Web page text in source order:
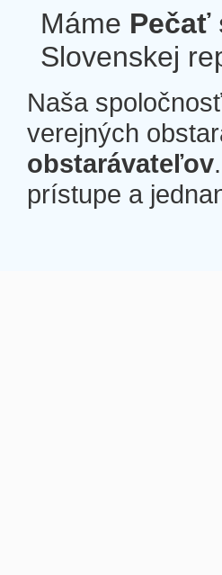
Máme Pečať
Slovenskej
Naša
verejných
obstarávateľov
prístupe a